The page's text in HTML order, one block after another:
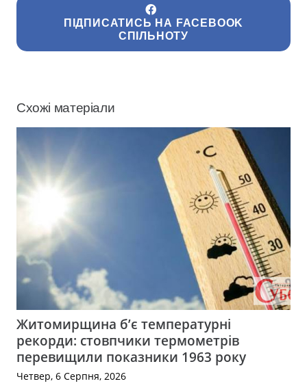
ПІДПИСАТИСЬ НА FACEBOOK
СПІЛЬНОТУ
Схожі матеріали
Житомирщина б’є температурні
рекорди: стовпчики термометрів
перевищили показники 1963 року
Четвер, 6 Серпня, 2026